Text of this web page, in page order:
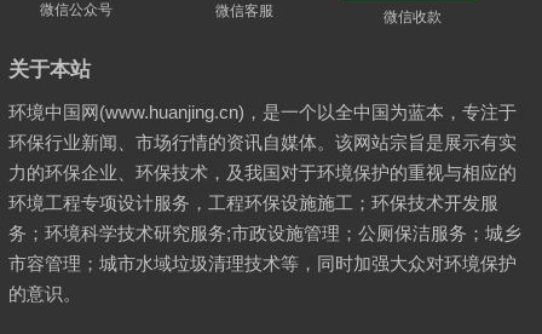
微信公众号 微信客服 微信收款
关于本站
环境中国网(www.huanjing.cn)，是一个以全中国为蓝本，专注于
环保行业新闻、市场行情的资讯自媒体。该网站宗旨是展示有实
力的环保企业、环保技术，及我国对于环境保护的重视与相应的
环境工程专项设计服务，工程环保设施施工；环保技术开发服
务；环境科学技术研究服务;市政设施管理；公厕保洁服务；城乡
市容管理；城市水域垃圾清理技术等，同时加强大众对环境保护
的意识。